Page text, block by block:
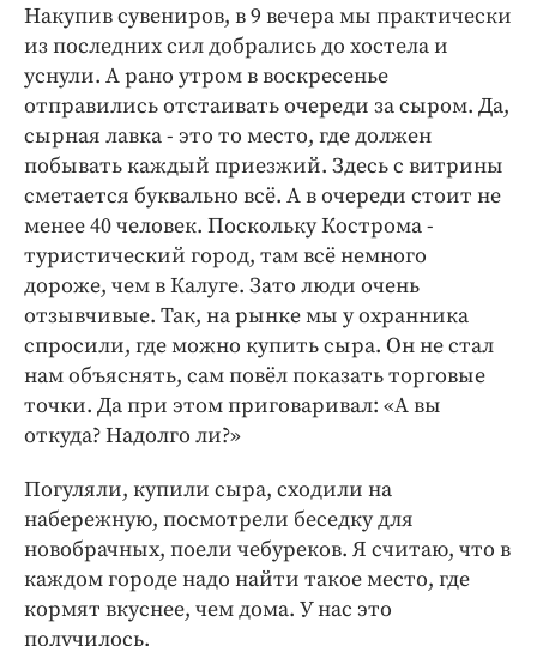
Накупив сувениров, в 9 вечера мы практически
из последних сил добрались до хостела и
уснули. А рано утром в воскресенье
отправились отстаивать очереди за сыром. Да,
сырная лавка - это то место, где должен
побывать каждый приезжий. Здесь с витрины
сметается буквально всё. А в очереди стоит не
менее 40 человек. Поскольку Кострома -
туристический город, там всё немного
дороже, чем в Калуге. Зато люди очень
отзывчивые. Так, на рынке мы у охранника
спросили, где можно купить сыра. Он не стал
нам объяснять, сам повёл показать торговые
точки. Да при этом приговаривал: «А вы
откуда? Надолго ли?»
Погуляли, купили сыра, сходили на
набережную, посмотрели беседку для
новобрачных, поели чебуреков. Я считаю, что в
каждом городе надо найти такое место, где
кормят вкуснее, чем дома. У нас это
получилось.